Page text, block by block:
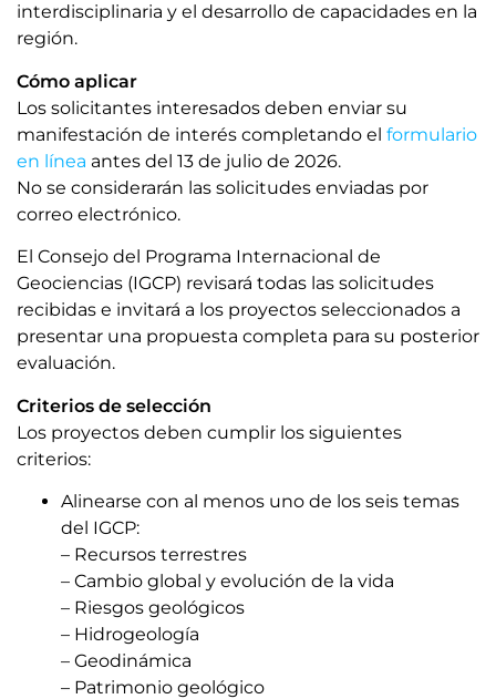
interdisciplinaria y el desarrollo de capacidades en la
región.
Cómo aplicar
Los solicitantes interesados ​​deben enviar su
manifestación de interés completando el formulario
en línea antes del 13 de julio de 2026.
No se considerarán las solicitudes enviadas por
correo electrónico.
El Consejo del Programa Internacional de
Geociencias (IGCP) revisará todas las solicitudes
recibidas e invitará a los proyectos seleccionados a
presentar una propuesta completa para su posterior
evaluación.
Criterios de selección
Los proyectos deben cumplir los siguientes
criterios:
Alinearse con al menos uno de los seis temas
del IGCP:
– Recursos terrestres
– Cambio global y evolución de la vida
– Riesgos geológicos
– Hidrogeología
– Geodinámica
– Patrimonio geológico